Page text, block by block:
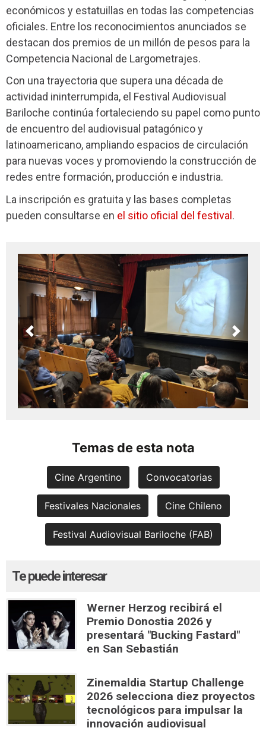
económicos y estatuillas en todas las competencias
oficiales. Entre los reconocimientos anunciados se
destacan dos premios de un millón de pesos para la
Competencia Nacional de Largometrajes.
Con una trayectoria que supera una década de
actividad ininterrumpida, el Festival Audiovisual
Bariloche continúa fortaleciendo su papel como punto
de encuentro del audiovisual patagónico y
latinoamericano, ampliando espacios de circulación
para nuevas voces y promoviendo la construcción de
redes entre formación, producción e industria.
La inscripción es gratuita y las bases completas
pueden consultarse en el sitio oficial del festival .
Previous Next
Temas de esta nota
Cine Argentino Convocatorias
Festivales Nacionales Cine Chileno
Festival Audiovisual Bariloche (FAB)
Te puede interesar
Werner Herzog recibirá el
Premio Donostia 2026 y
presentará "Bucking Fastard"
en San Sebastián
Zinemaldia Startup Challenge
2026 selecciona diez proyectos
tecnológicos para impulsar la
innovación audiovisual